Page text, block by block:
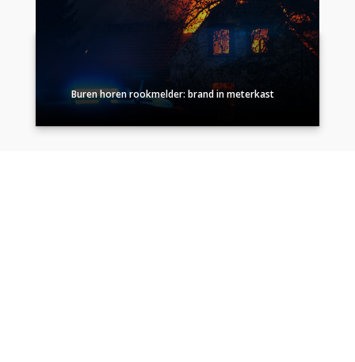
Buren horen rookmelder: brand in meterkast